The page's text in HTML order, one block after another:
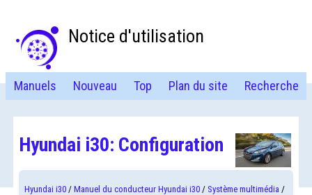
Notice d'utilisation
Manuels Nouveau Top Plan du site Recherche
Hyundai i30: Configuration
Hyundai i30 /Manuel du conducteur Hyundai i30 / Système multimédia /